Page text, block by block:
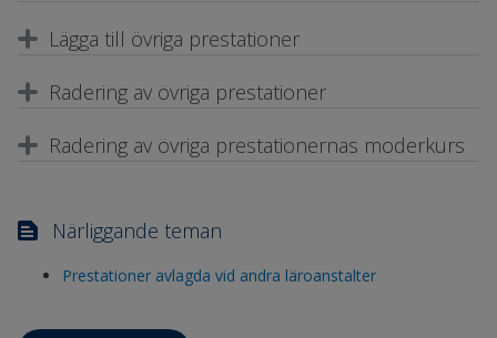
Lägga till övriga prestationer
Radering av övriga prestationer
Radering av övriga prestationernas moderkurs
Närliggande teman
Prestationer avlagda vid andra läroanstalter